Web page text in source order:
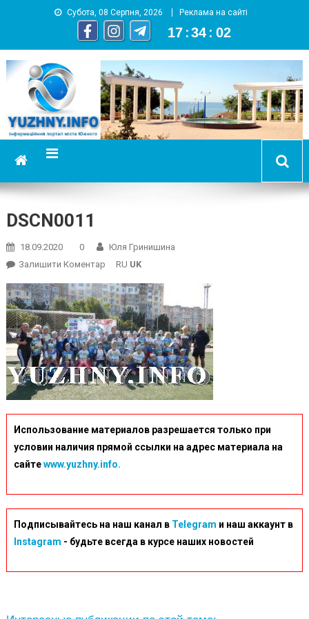
Субота, 08 Серпня, 2026 Реклама на сайті
17 :34 : 02
YUZHNY.INFO
информационный портал города Южный
DSCN0011
18.09.2020 0
Юля Гринишина
Залишити КоментарOn RU UK
Использование материалов разрешается только при
условии наличия прямой ссылки на адрес материала на
сайтеwww.yuzhny.info.
Подписывайтесь на наш канал в Telegram и наш аккаунт в
Instagram - будьте всегда в курсе наших новостей